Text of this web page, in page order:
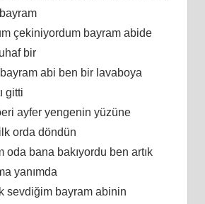
çekiniyordum bayram abide
bir
abi ben bir lavaboya
gitti
ayfer yengenin yüzüne
orda döndün
oda bana bakıyordu ben artık
yanımda
sevdiğim bayram abinin